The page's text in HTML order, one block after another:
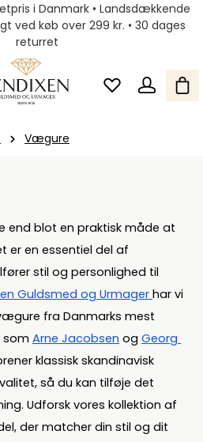
i Danmark • Landsdækkende
ved køb over 299 kr. • 30 dages
returret
Vægure
end blot en praktisk måde at
er en essentiel del af
stil og personlighed til
Guldsmed og Urmager har vi
fra Danmarks mest
som Arne Jacobsen og Georg
klassisk skandinavisk
så du kan tilføje det
Udforsk vores kollektion af
der matcher din stil og dit